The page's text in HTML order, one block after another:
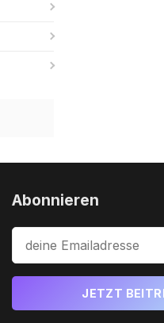
Abonnieren
JETZT